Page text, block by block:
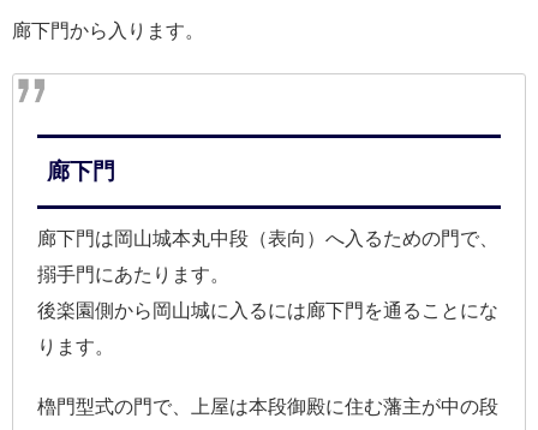
廊下門から入ります。
廊下門
廊下門は岡山城本丸中段（表向）へ入るための門で、
搦手門にあたります。
後楽園側から岡山城に入るには廊下門を通ることにな
ります。
櫓門型式の門で、上屋は本段御殿に住む藩主が中の段